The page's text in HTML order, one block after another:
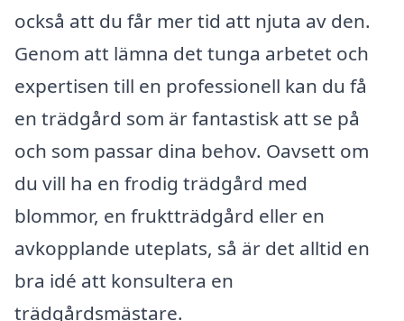
också att du får mer tid att njuta av den.
Genom att lämna det tunga arbetet och
expertisen till en professionell kan du få
en trädgård som är fantastisk att se på
och som passar dina behov. Oavsett om
du vill ha en frodig trädgård med
blommor, en fruktträdgård eller en
avkopplande uteplats, så är det alltid en
bra idé att konsultera en
trädgårdsmästare.